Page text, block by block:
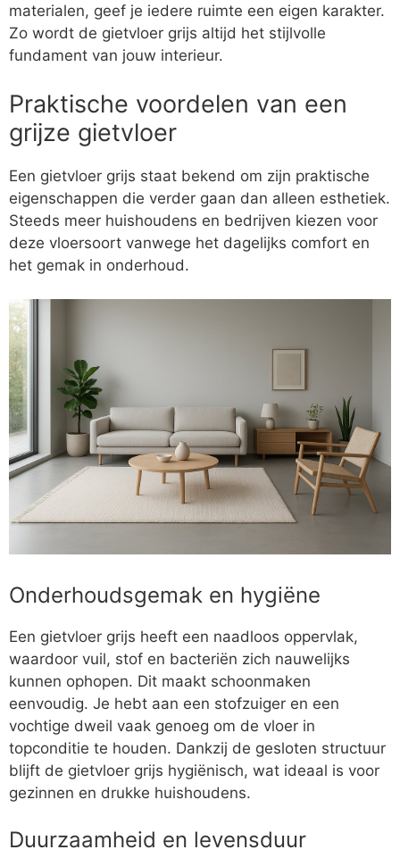
materialen, geef je iedere ruimte een eigen karakter.
Zo wordt de gietvloer grijs altijd het stijlvolle
fundament van jouw interieur.
Praktische voordelen van een
grijze gietvloer
Een gietvloer grijs staat bekend om zijn praktische
eigenschappen die verder gaan dan alleen esthetiek.
Steeds meer huishoudens en bedrijven kiezen voor
deze vloersoort vanwege het dagelijks comfort en
het gemak in onderhoud.
Onderhoudsgemak en hygiëne
Een gietvloer grijs heeft een naadloos oppervlak,
waardoor vuil, stof en bacteriën zich nauwelijks
kunnen ophopen. Dit maakt schoonmaken
eenvoudig. Je hebt aan een stofzuiger en een
vochtige dweil vaak genoeg om de vloer in
topconditie te houden. Dankzij de gesloten structuur
blijft de gietvloer grijs hygiënisch, wat ideaal is voor
gezinnen en drukke huishoudens.
Duurzaamheid en levensduur